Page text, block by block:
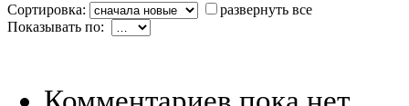
Сортировка:
развернуть все
Показывать по: